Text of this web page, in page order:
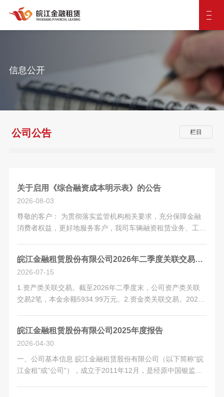
信息公开
栏目
公司公告
关于启用《综合融资成本明示表》的公告
2026-08-03
尊敬的客户： 为贯彻落实监管机构相关要求，充分保障金融
消费者权益，更好地服务客户，我司车辆融资租赁业务、工程
询：车辆部客服热线 40...
皖江金融租赁股份有限公司2026年二季度关联交易情况
2026-07-15
1.资产类关联交易。截至2026年二季度末，公司资产类关联
交易2笔，本金余额5934.99万元。2.资金类关联交易。2026
万元。4...
皖江金融租赁股份有限公司2025年度报告
2026-04-30
一、公司基本信息 皖江金融租赁股份有限公司（以下简称“皖
江金租”或“公司”），成立于2011年12月，是经原中国银监会